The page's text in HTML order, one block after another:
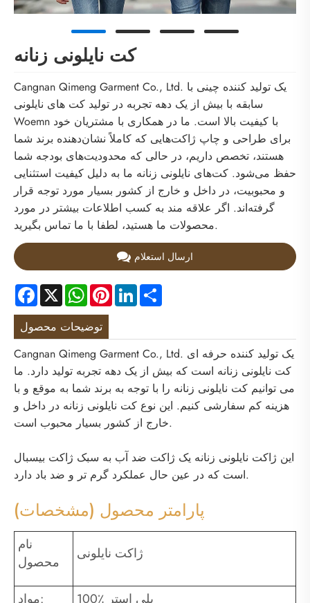
کت نایلونی زنانه
Cangnan Qimeng Garment Co., Ltd. یک تولید کننده چینی با
سابقه با بیش از یک دهه تجربه در تولید کت های نایلونی
Woemn با کیفیت بالا است. ما در همکاری با مشتریان خود
برای طراحی و چاپ ژاکت‌هایی که کاملاً نشان‌دهنده برند شما
هستند، تخصص داریم، در حالی که محدودیت‌های بودجه شما
حفظ می‌شود. کت‌های نایلونی زنانه ما به دلیل کیفیت استثنایی
و محبوبیت، در داخل و خارج از کشور بسیار مورد توجه قرار
گرفته‌اند. اگر علاقه مند به کسب اطلاعات بیشتر در مورد
محصولات ما هستید، لطفا با ما تماس بگیرید.
ارسال استعلام
Facebook
X WhatsApp
PinterestLinkedIn
توضیحات محصول
Cangnan Qimeng Garment Co., Ltd. یک تولید کننده حرفه ای
کت نایلونی زنانه است که بیش از یک دهه تجربه تولید دارد. ما
می توانیم کت نایلونی زنانه را با توجه به برند شما به موقع و با
هزینه کم سفارشی کنیم. این نوع کت نایلونی زنانه در داخل و
خارج از کشور بسیار محبوب است.
این ژاکت نایلونی زنانه یک ژاکت ضد آب به سبک ژاکت بیسبال
است که در عین حال عملکرد گرم تر و ضد باد دارد.
پارامتر محصول (مشخصات)
نام
محصول
ژاکت نایلونی
مواد: 100٪ پلی استر